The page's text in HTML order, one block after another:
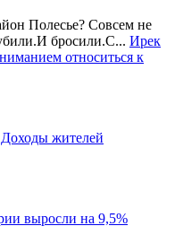
Полесье? Совсем не
бросили.С... Ирек
относиться к
Доходы жителей
выросли на 9,5%